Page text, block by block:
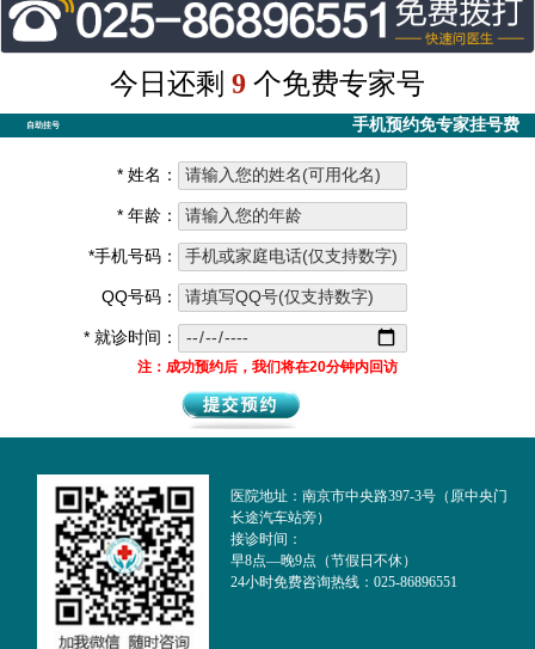
今日还剩 9 个免费专家号
自助挂号 手机预约免专家挂号费
* 姓名：
* 年龄：
*手机号码：
QQ号码：
* 就诊时间：
注：成功预约后，我们将在20分钟内回访
医院地址：南京市中央路397-3号（原中央门
长途汽车站旁）
接诊时间：
早8点—晚9点（节假日不休）
24小时免费咨询热线：025-86896551